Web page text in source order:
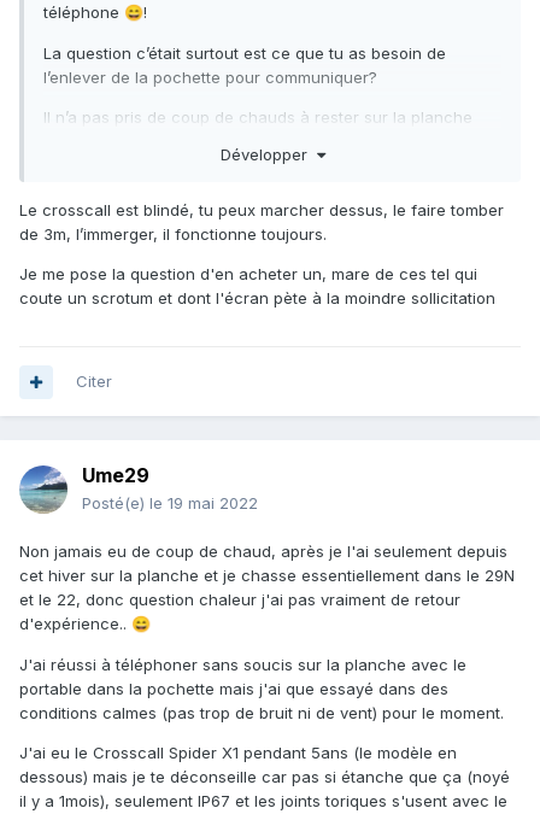
téléphone 😄!
La question c’était surtout est ce que tu as besoin de
l’enlever de la pochette pour communiquer?
Il n’a pas pris de coup de chauds à rester sur la planche
Développer
Le crosscall est blindé, tu peux marcher dessus, le faire tomber
de 3m, l’immerger, il fonctionne toujours.
Je me pose la question d'en acheter un, mare de ces tel qui
coute un scrotum et dont l'écran pète à la moindre sollicitation
Citer
Ume29
Posté(e) le 19 mai 2022
Non jamais eu de coup de chaud, après je l'ai seulement depuis
cet hiver sur la planche et je chasse essentiellement dans le 29N
et le 22, donc question chaleur j'ai pas vraiment de retour
d'expérience.. 😄
J'ai réussi à téléphoner sans soucis sur la planche avec le
portable dans la pochette mais j'ai que essayé dans des
conditions calmes (pas trop de bruit ni de vent) pour le moment.
J'ai eu le Crosscall Spider X1 pendant 5ans (le modèle en
dessous) mais je te déconseille car pas si étanche que ça (noyé
il y a 1mois), seulement IP67 et les joints toriques s'usent avec le